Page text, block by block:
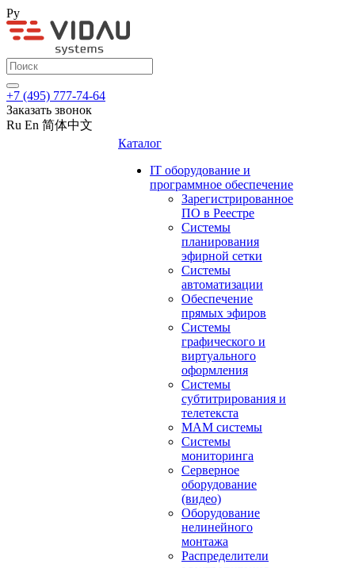
Ру
+7 (495) 777-74-64
Заказать звонок
Ru En 简体中文
Каталог
IT оборудование и
программное обеспечение
Зарегистрированное
ПО в Реестре
Системы
планирования
эфирной сетки
Системы
автоматизации
Обеспечение
прямых эфиров
Системы
графического и
виртуального
оформления
Системы
субтитрирования и
телетекста
MAM системы
Системы
мониторинга
Серверное
оборудование
(видео)
Оборудование
нелинейного
монтажа
Распределители